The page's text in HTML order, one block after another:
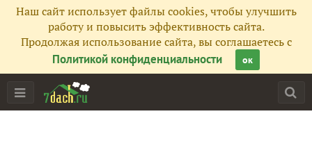
Наш сайт использует файлы cookies, чтобы улучшить
работу и повысить эффективность сайта.
Продолжая использование сайта, вы соглашаетесь с
Политикой конфиденциальности
ок